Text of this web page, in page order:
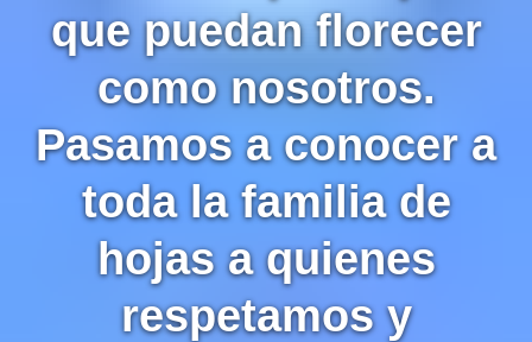
que puedan florecer
como nosotros.
Pasamos a conocer a
toda la familia de
hojas a quienes
respetamos y